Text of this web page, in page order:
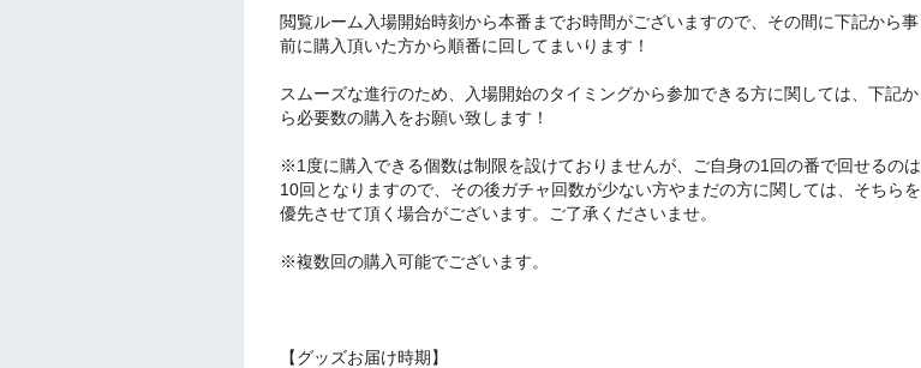
閲覧ルーム入場開始時刻から本番までお時間がございますので、その間に下記から事
前に購入頂いた方から順番に回してまいります！
スムーズな進行のため、入場開始のタイミングから参加できる方に関しては、下記か
ら必要数の購入をお願い致します！
※1度に購入できる個数は制限を設けておりませんが、ご自身の1回の番で回せるのは
10回となりますので、その後ガチャ回数が少ない方やまだの方に関しては、そちらを
優先させて頂く場合がございます。ご了承くださいませ。
※複数回の購入可能でございます。
【グッズお届け時期】